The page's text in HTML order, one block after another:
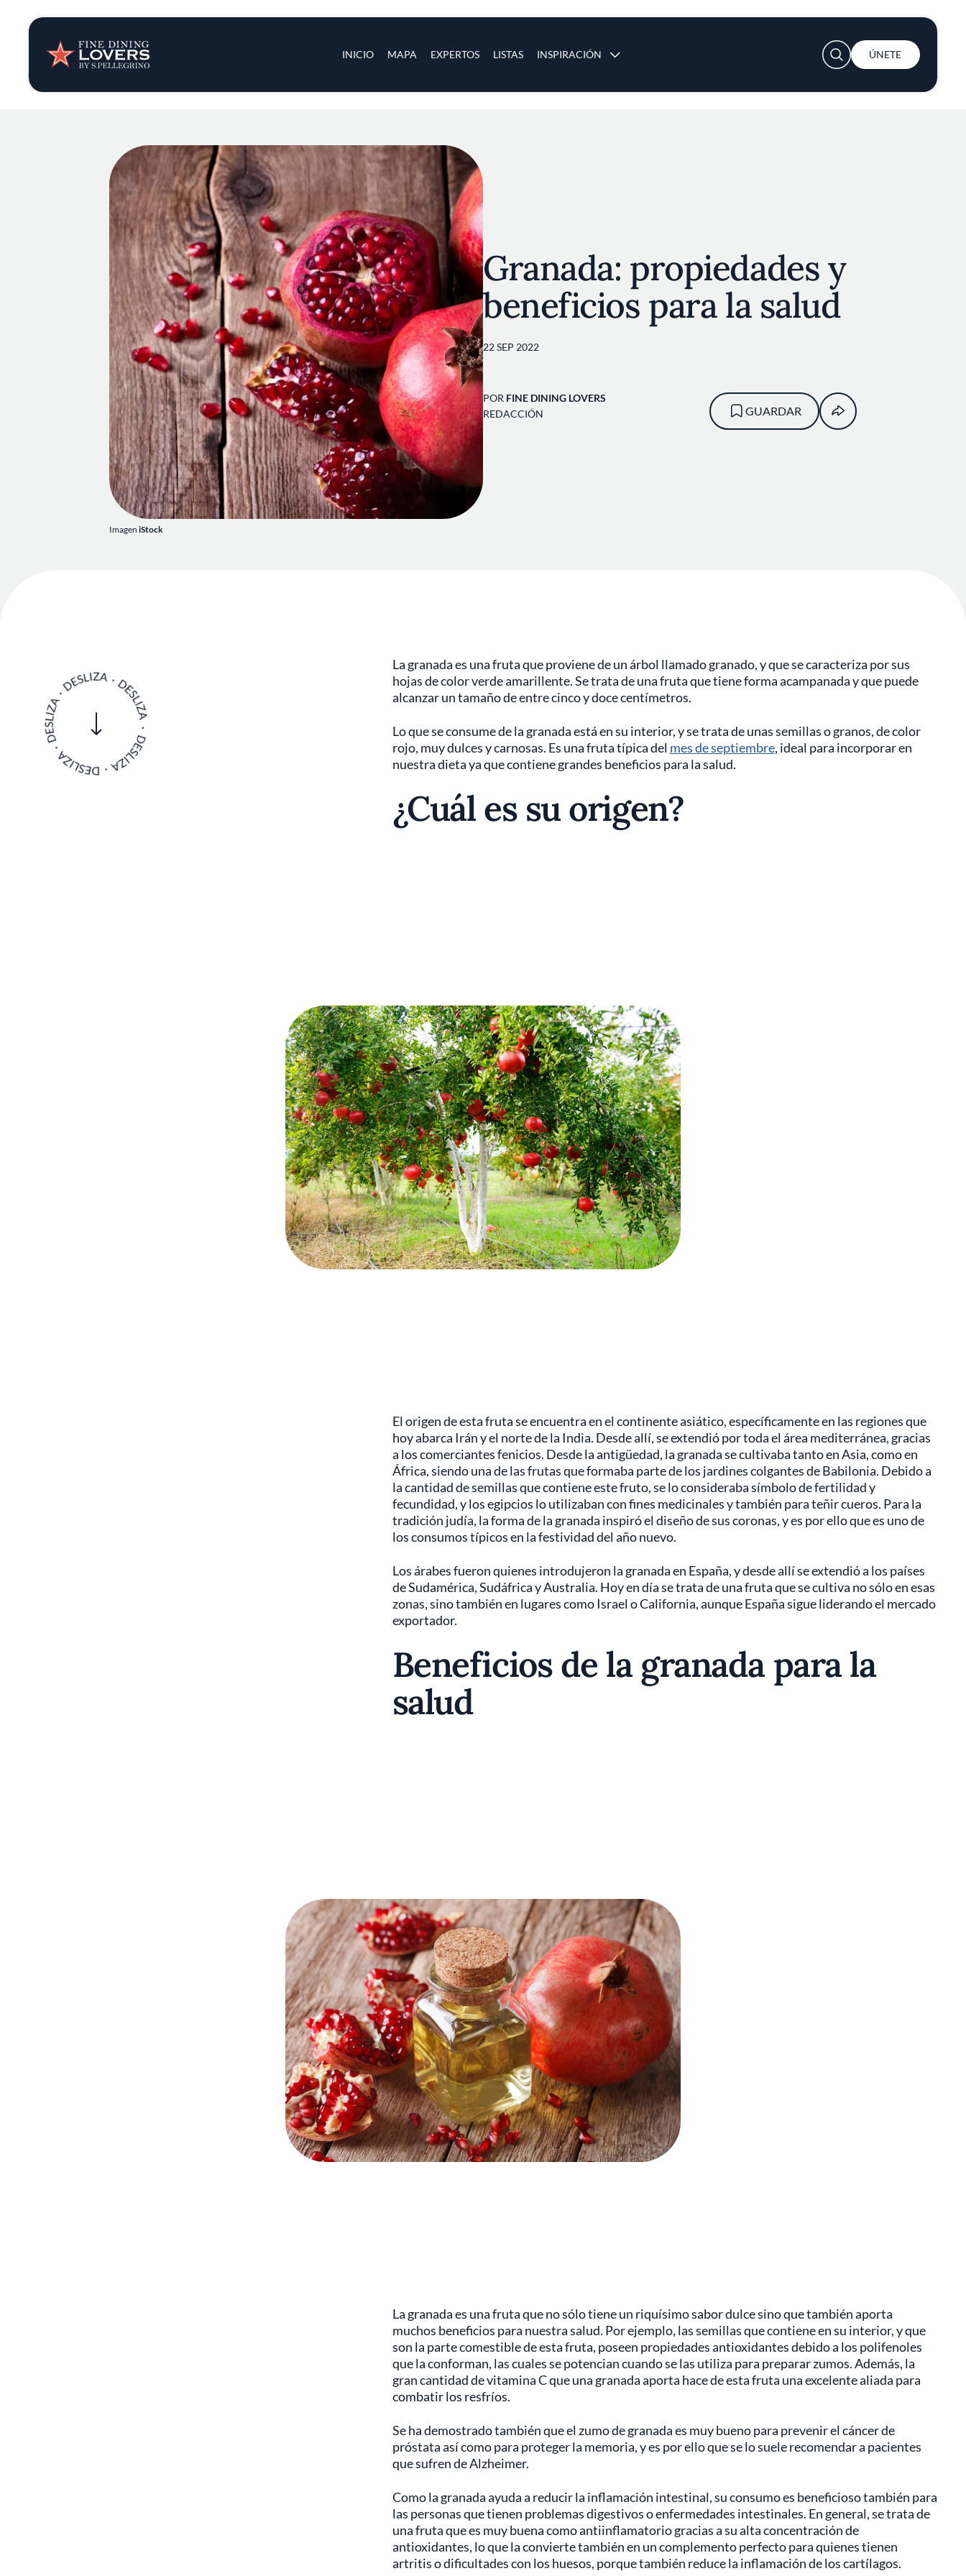
INICIO MAPA EXPERTOS LISTAS INSPIRACIÓN
Opinión y noticias
Recetas
Consejos y trucos
Series
User account menu
ÚNETE
Imagen iStock
Granada: propiedades y
beneficios para la salud
22 SEP 2022
POR FINE DINING LOVERS
REDACCIÓN
GUARDAR
La granada es una fruta que proviene de un árbol llamado granado, y que se caracteriza por sus
hojas de color verde amarillente. Se trata de una fruta que tiene forma acampanada y que puede
alcanzar un tamaño de entre cinco y doce centímetros.
Lo que se consume de la granada está en su interior, y se trata de unas semillas o granos, de color
rojo, muy dulces y carnosas. Es una fruta típica del mes de septiembre, ideal para incorporar en
nuestra dieta ya que contiene grandes beneficios para la salud.
¿Cuál es su origen?
El origen de esta fruta se encuentra en el continente asiático, específicamente en las regiones que
hoy abarca Irán y el norte de la India. Desde allí, se extendió por toda el área mediterránea, gracias
a los comerciantes fenicios. Desde la antigüedad, la granada se cultivaba tanto en Asia, como en
África, siendo una de las frutas que formaba parte de los jardines colgantes de Babilonia. Debido a
la cantidad de semillas que contiene este fruto, se lo consideraba símbolo de fertilidad y
fecundidad, y los egipcios lo utilizaban con fines medicinales y también para teñir cueros. Para la
tradición judía, la forma de la granada inspiró el diseño de sus coronas, y es por ello que es uno de
los consumos típicos en la festividad del año nuevo.
Los árabes fueron quienes introdujeron la granada en España, y desde allí se extendió a los países
de Sudamérica, Sudáfrica y Australia. Hoy en día se trata de una fruta que se cultiva no sólo en esas
zonas, sino también en lugares como Israel o California, aunque España sigue liderando el mercado
exportador.
Beneficios de la granada para la
salud
La granada es una fruta que no sólo tiene un riquísimo sabor dulce sino que también aporta
muchos beneficios para nuestra salud. Por ejemplo, las semillas que contiene en su interior, y que
son la parte comestible de esta fruta, poseen propiedades antioxidantes debido a los polifenoles
que la conforman, las cuales se potencian cuando se las utiliza para preparar zumos. Además, la
gran cantidad de vitamina C que una granada aporta hace de esta fruta una excelente aliada para
combatir los resfríos.
Se ha demostrado también que el zumo de granada es muy bueno para prevenir el cáncer de
próstata así como para proteger la memoria, y es por ello que se lo suele recomendar a pacientes
que sufren de Alzheimer.
Como la granada ayuda a reducir la inflamación intestinal, su consumo es beneficioso también para
las personas que tienen problemas digestivos o enfermedades intestinales. En general, se trata de
una fruta que es muy buena como antiinflamatorio gracias a su alta concentración de
antioxidantes, lo que la convierte también en un complemento perfecto para quienes tienen
artritis o dificultades con los huesos, porque también reduce la inflamación de los cartílagos.